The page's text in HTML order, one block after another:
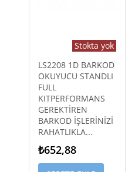
Stokta yok
LS2208 1D BARKOD
OKUYUCU STANDLI
FULL
KITPERFORMANS
GEREKTİREN
BARKOD İŞLERİNİZİ
RAHATLIKLA...
₺652,88